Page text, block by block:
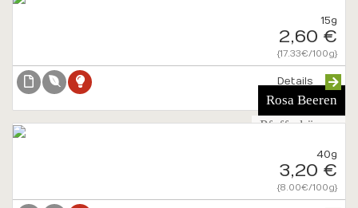
Rosa Beeren
Pfefferkörner
15g
2,60 €
{17.33€/100g}
Details
40g
3,20 €
{8.00€/100g}